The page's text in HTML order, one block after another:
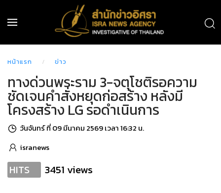
หน้าแรก ข่าว
ทางด่วนพระราม 3-จตุโชติรอความ
ชัดเจนคำสั่งหยุดก่อสร้าง หลังมี
โครงสร้าง LG รอดำเนินการ
วันจันทร์ ที่ 09 มีนาคม 2569 เวลา 16:32 น.
isranews
HITS 3451 views